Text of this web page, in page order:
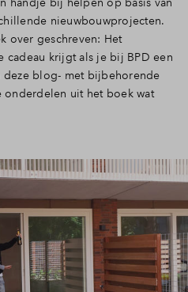
nieuwbouwprojecten.
over geschreven: Het
cadeau krijgt als je bij BPD een
blog- met bijbehorende
uit het boek wat